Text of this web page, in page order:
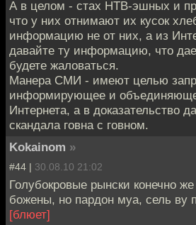
А в целом - стах НТВ-эшных и
что у них отнимают их кусок
информацию не от них, а из
давайте ту информацию, что
будете жаловаться.
Манера СМИ - имеют целью
информирующее и
Интернета, а в доказательство
скандала говна с говном.
Kokainom »
#44 | 30.08.10 21:02
Голубокровые рынски конечно
божены, но пардон муа, сель ву
[блюет]